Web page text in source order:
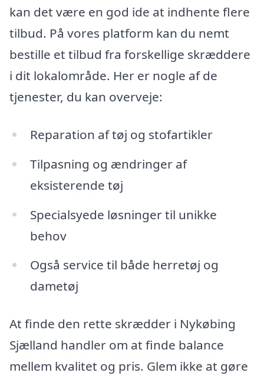
kan det være en god ide at indhente flere
tilbud. På vores platform kan du nemt
bestille et tilbud fra forskellige skræddere
i dit lokalområde. Her er nogle af de
tjenester, du kan overveje:
Reparation af tøj og stofartikler
Tilpasning og ændringer af
eksisterende tøj
Specialsyede løsninger til unikke
behov
Også service til både herretøj og
dametøj
At finde den rette skrædder i Nykøbing
Sjælland handler om at finde balance
mellem kvalitet og pris. Glem ikke at gøre